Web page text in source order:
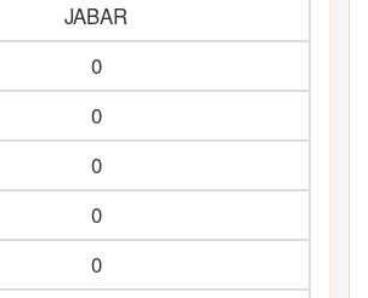
JABAR
0
0
0
0
0